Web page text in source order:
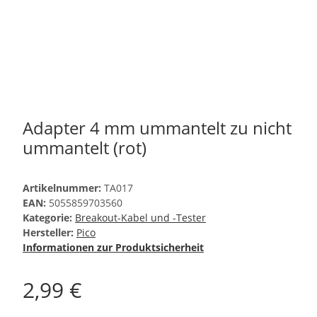
Adapter 4 mm ummantelt zu nicht
ummantelt (rot)
Artikelnummer: TA017
EAN: 5055859703560
Kategorie: Breakout-Kabel und -Tester
Hersteller: Pico
Informationen zur Produktsicherheit
2,99 €